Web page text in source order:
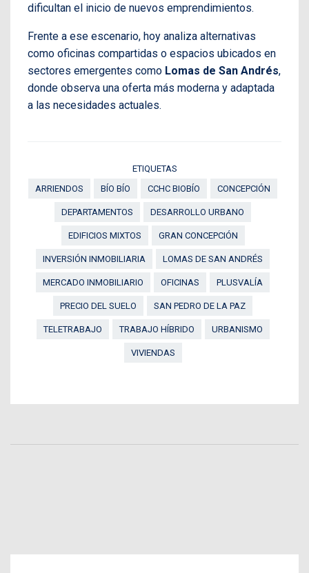
dificultan el inicio de nuevos emprendimientos.
Frente a ese escenario, hoy analiza alternativas
como oficinas compartidas o espacios ubicados en
sectores emergentes como Lomas de San Andrés,
donde observa una oferta más moderna y adaptada
a las necesidades actuales.
ETIQUETAS
ARRIENDOS
BÍO BÍO CCHC BIOBÍO CONCEPCIÓN
DEPARTAMENTOS DESARROLLO URBANO
EDIFICIOS MIXTOS GRAN CONCEPCIÓN
INVERSIÓN INMOBILIARIA LOMAS DE SAN ANDRÉS
MERCADO INMOBILIARIO OFICINAS PLUSVALÍA
PRECIO DEL SUELO SAN PEDRO DE LA PAZ
TELETRABAJO TRABAJO HÍBRIDO URBANISMO
VIVIENDAS